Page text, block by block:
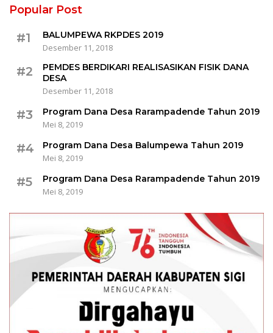
Popular Post
#1
BALUMPEWA RKPDES 2019
Desember 11, 2018
#2
PEMDES BERDIKARI REALISASIKAN FISIK DANA
DESA
Desember 11, 2018
#3
Program Dana Desa Rarampadende Tahun 2019
Mei 8, 2019
#4
Program Dana Desa Balumpewa Tahun 2019
Mei 8, 2019
#5
Program Dana Desa Rarampadende Tahun 2019
Mei 8, 2019